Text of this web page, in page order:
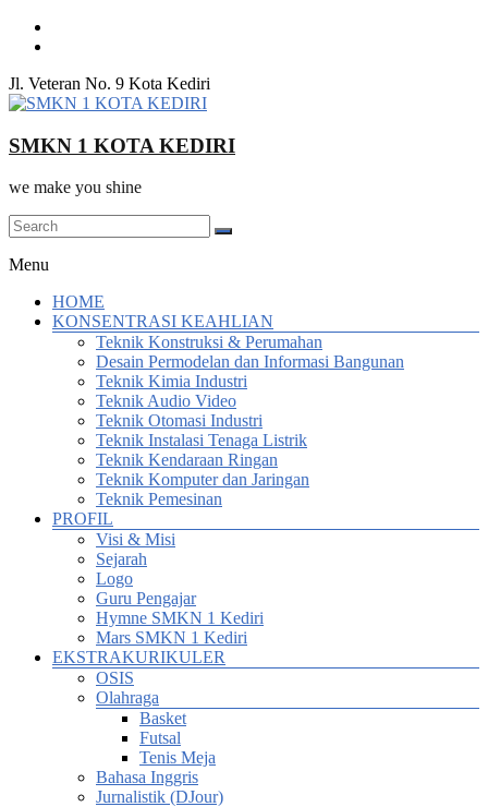
Skip
Jl. Veteran No. 9 Kota Kediri
SMKN 1 KOTA KEDIRI
we make you shine
Menu
HOME
KONSENTRASI KEAHLIAN
Teknik Konstruksi & Perumahan
Desain Permodelan dan Informasi Bangunan
Teknik Kimia Industri
Teknik Audio Video
Teknik Otomasi Industri
Teknik Instalasi Tenaga Listrik
Teknik Kendaraan Ringan
Teknik Komputer dan Jaringan
Teknik Pemesinan
PROFIL
Visi & Misi
Sejarah
Logo
Guru Pengajar
Hymne SMKN 1 Kediri
Mars SMKN 1 Kediri
EKSTRAKURIKULER
OSIS
Olahraga
Basket
Futsal
Tenis Meja
Bahasa Inggris
Jurnalistik (DJour)